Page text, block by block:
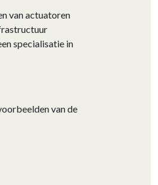
van actuatoren
specialisatie in
van de